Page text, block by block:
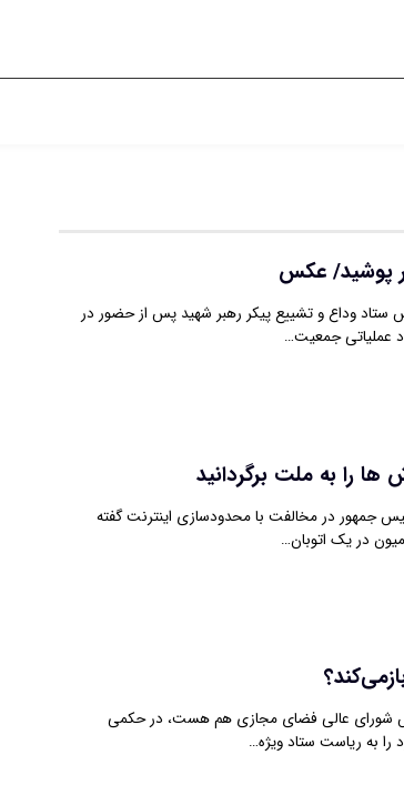
پوشید/ عکس
ستاد وداع و تشییع پیکر رهبر شهید پس از حضور در
عملیاتی جمعیت…
را به ملت برگردانید
جمهور در مخالفت با محدودسازی اینترنت گفته
در یک اتوبان…
شورای عالی فضای مجازی هم هست، در حکمی
به ریاست ستاد ویژه…